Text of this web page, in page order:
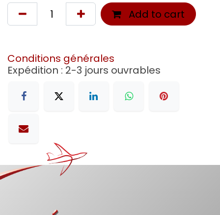
Add to cart
Conditions générales
Expédition : 2-3 jours ouvrables